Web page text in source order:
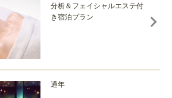
分析＆フェイシャルエステ付
き宿泊プラン
通年